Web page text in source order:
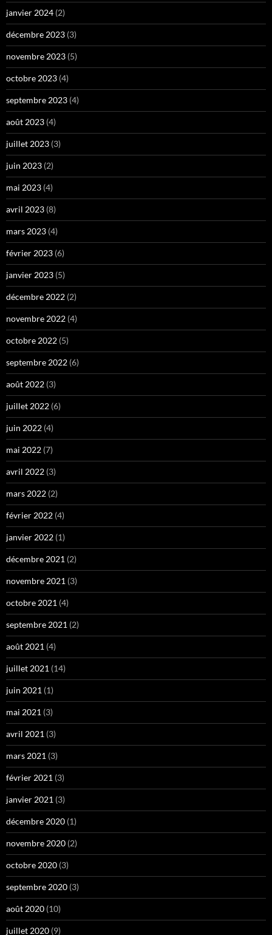
janvier 2024 (2)
décembre 2023 (3)
novembre 2023 (5)
octobre 2023 (4)
septembre 2023 (4)
août 2023 (4)
juillet 2023 (3)
juin 2023 (2)
mai 2023 (4)
avril 2023 (8)
mars 2023 (4)
février 2023 (6)
janvier 2023 (5)
décembre 2022 (2)
novembre 2022 (4)
octobre 2022 (5)
septembre 2022 (6)
août 2022 (3)
juillet 2022 (6)
juin 2022 (4)
mai 2022 (7)
avril 2022 (3)
mars 2022 (2)
février 2022 (4)
janvier 2022 (1)
décembre 2021 (2)
novembre 2021 (3)
octobre 2021 (4)
septembre 2021 (2)
août 2021 (4)
juillet 2021 (14)
juin 2021 (1)
mai 2021 (3)
avril 2021 (3)
mars 2021 (3)
février 2021 (3)
janvier 2021 (3)
décembre 2020 (1)
novembre 2020 (2)
octobre 2020 (3)
septembre 2020 (3)
août 2020 (10)
juillet 2020 (9)